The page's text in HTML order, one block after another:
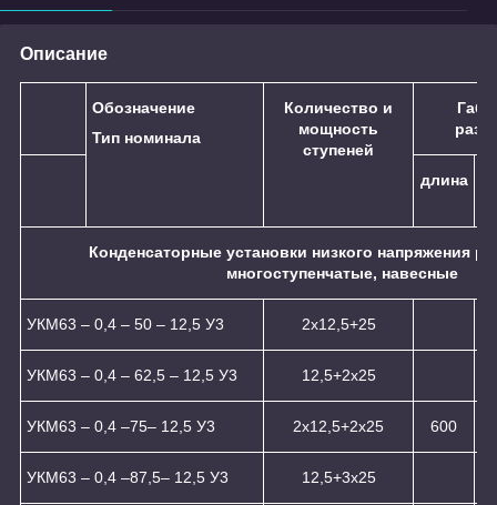
Описание
Обозначение
Тип номинала
Количество и
мощность
ступеней
длина
Конденсаторные установки низкого напряжения
многоступенчатые, навесные
УКМ63 – 0,4 – 50 – 12,5 У3 2x12,5+25
УКМ63 – 0,4 – 62,5 – 12,5 У3 12,5+2x25
УКМ63 – 0,4 –75– 12,5 У3 2x12,5+2x25 600
УКМ63 – 0,4 –87,5– 12,5 У3 12,5+3x25